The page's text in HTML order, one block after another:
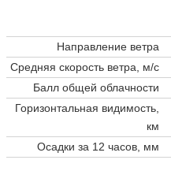
Направление ветра
Средняя скорость ветра, м/с
Балл общей облачности
Горизонтальная видимость,
км
Осадки за 12 часов, мм